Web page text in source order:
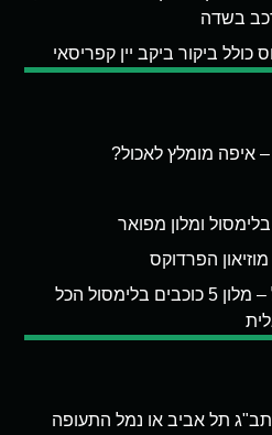
בשדה
כולל ביקור ביקב יין קפריסאי
איפה מומלץ לאכול?
ומלון מפואר
הפרדוקס
לאונרדו גרנד ריזורט לימסול – מלון 5 כוכבים בלימסול הכל
תל אביב או נמל התעופה